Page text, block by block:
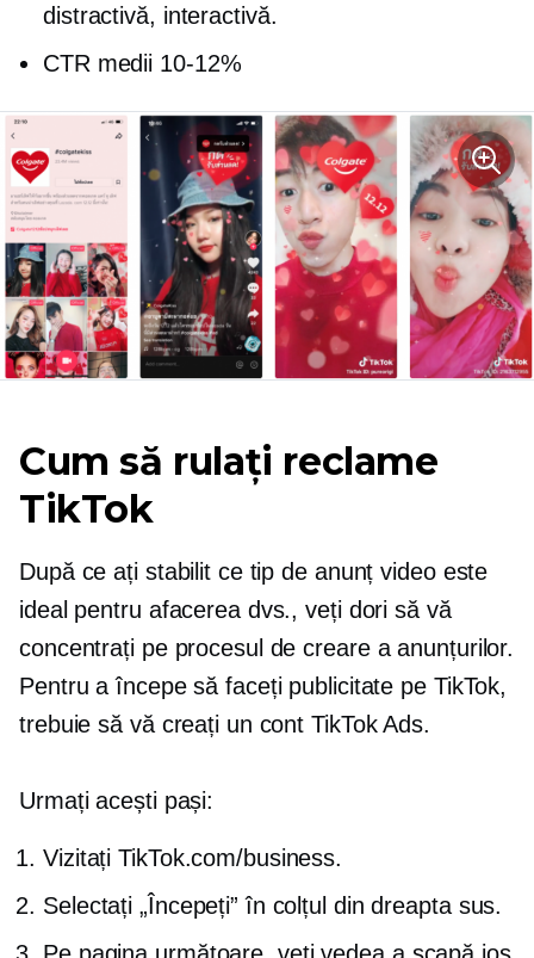
distractivă, interactivă.
CTR medii 10-12%
Cum să rulați reclame
TikTok
După ce ați stabilit ce tip de anunț video este
ideal pentru afacerea dvs., veți dori să vă
concentrați pe procesul de creare a anunțurilor.
Pentru a începe să faceți publicitate pe TikTok,
trebuie să vă creați un cont TikTok Ads.
Urmați acești pași:
Vizitați TikTok.com/business.
Selectați „Începeți” în colțul din dreapta sus.
Pe pagina următoare, veți vedea a scapă jos